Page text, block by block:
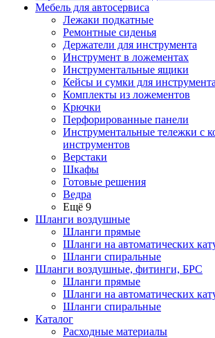
Мебель для автосервиса
Лежаки подкатные
Ремонтные сиденья
Держатели для инструмента
Инструмент в ложементах
Инструментальные ящики
Кейсы и сумки для инструмента
Комплекты из ложементов
Крючки
Перфорированные панели
Инструментальные тележки с
инструментов
Верстаки
Шкафы
Готовые решения
Ведра
Ещё 9
Шланги воздушные
Шланги прямые
Шланги на автоматических
Шланги спиральные
Шланги воздушные, фитинги, БРС
Шланги прямые
Шланги на автоматических
Шланги спиральные
Каталог
Расходные материалы